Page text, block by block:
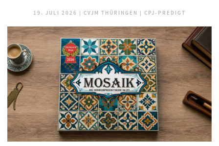
19. JULI 2026 | CVJM THÜRINGEN | CPJ-PREDIGT